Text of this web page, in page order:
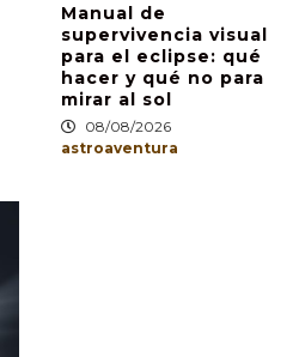
Manual de
supervivencia visual
para el eclipse: qué
hacer y qué no para
mirar al sol
08/08/2026
astroaventura